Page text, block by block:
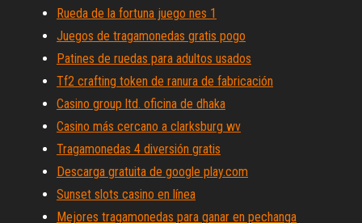
Rueda de la fortuna juego nes 1
Juegos de tragamonedas gratis pogo
Patines de ruedas para adultos usados
Tf2 crafting token de ranura de fabricación
Casino group ltd. oficina de dhaka
Casino más cercano a clarksburg wv
Tragamonedas 4 diversión gratis
Descarga gratuita de google play.com
Sunset slots casino en línea
Mejores tragamonedas para ganar en pechanga